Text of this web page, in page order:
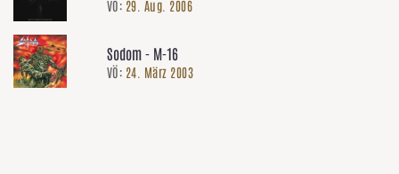
VÖ: 29. Aug. 2006
Sodom - M-16
VÖ: 24. März 2003